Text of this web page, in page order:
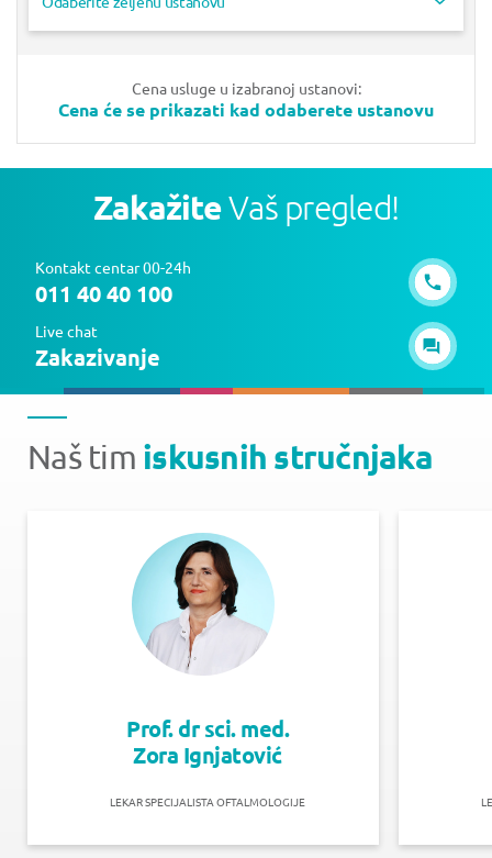
Cena usluge u izabranoj ustanovi:
Cena će se prikazati kad odaberete ustanovu
ZakažiteVaš pregled!
Kontakt centar 00-24h
011 40 40 100
Live chat
Zakazivanje
Naš tim iskusnih stručnjaka
Prof. dr sci. med.
Zora Ignjatović
LEKAR SPECIJALISTA OFTALMOLOGIJE